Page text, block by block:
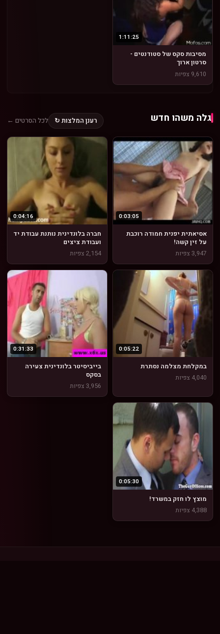
1:11:25
מסיבות סקס של סטודנטים -
סרטון ארוך
9,610 צפיות
גלה משהו חדש רענן המלצות ↻ לכל הסרטים ←
0:03:05
אסיאתית יפנית חמודה רוכבת
על זין קשה!
3,947 צפיות
0:04:16
חברה בלונדינית נותנת עבודת יד
ועבודת ציצים
2,154 צפיות
0:05:22
במקלחת מצלמה נסתרת
4,040 צפיות
0:31:33
בייביסיטר בלונדינית צעירה
בסקס
3,956 צפיות
0:05:30
מוצץ לו חזק במשרד!
4,388 צפיות